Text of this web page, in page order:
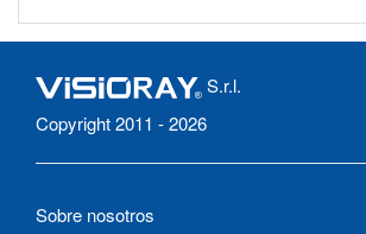
S.r.l.
Copyright 2011 - 2026
Sobre nosotros